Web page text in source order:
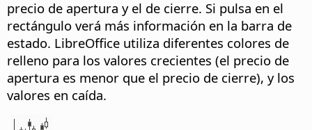
precio de apertura y el de cierre. Si pulsa en el
rectángulo verá más información en la barra de
estado. LibreOffice utiliza diferentes colores de
relleno para los valores crecientes (el precio de
apertura es menor que el precio de cierre), y los
valores en caída.